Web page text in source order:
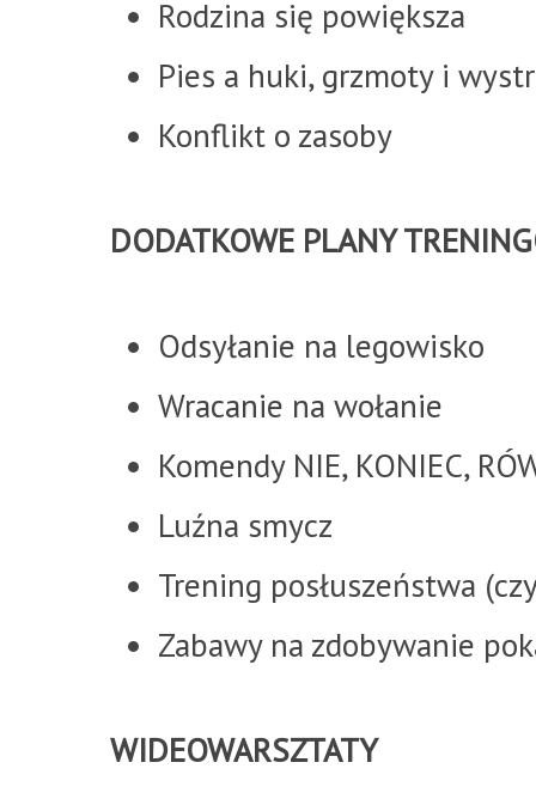
Rodzina się powiększa
Pies a huki, grzmoty i
Konflikt o zasoby
DODATKOWE PLANY
Odsyłanie na legowisko
Wracanie na wołanie
Komendy NIE, KONIEC,
Luźna smycz
Trening posłuszeństwa
Zabawy na zdobywanie
WIDEOWARSZTATY